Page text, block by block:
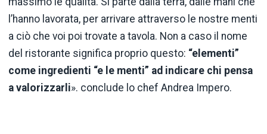
l’hanno lavorata, per arrivare attraverso le nostre menti
a ciò che voi poi trovate a tavola. Non a caso il nome
del ristorante significa proprio questo: “elementi”
come ingredienti “e le menti” ad indicare chi pensa
a valorizzarli». conclude lo chef Andrea Impero.